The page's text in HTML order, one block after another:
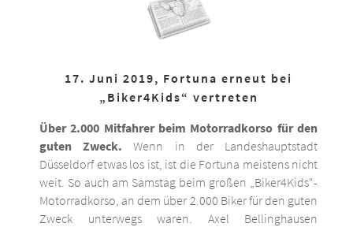
17. Juni 2019, Fortuna erneut bei
„Biker4Kids“ vertreten
Über 2.000 Mitfahrer beim Motorradkorso für den
guten Zweck. Wenn in der Landeshauptstadt
Düsseldorf etwas los ist, ist die Fortuna meistens nicht
weit. So auch am Samstag beim großen „Biker4Kids“-
Motorradkorso, an dem über 2.000 Biker für den guten
Zweck unterwegs waren. Axel Bellinghausen